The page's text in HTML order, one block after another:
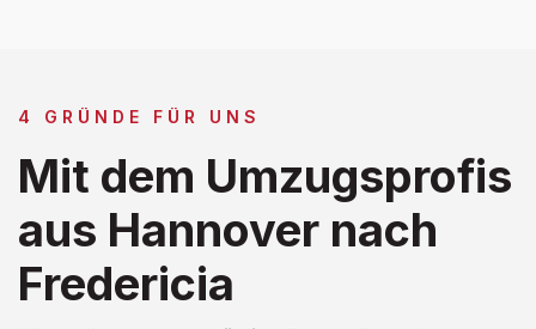
4 GRÜNDE FÜR UNS
Mit dem Umzugsprofis
aus Hannover nach
Fredericia